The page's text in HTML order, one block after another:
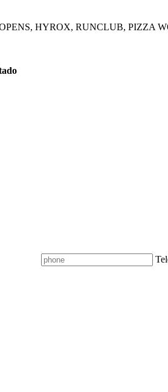
OPENS, HYROX, RUNCLUB, PIZZA